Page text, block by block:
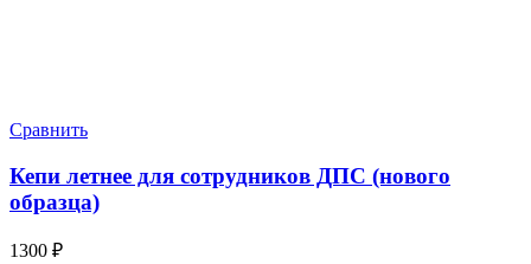
Сравнить
Кепи летнее для сотрудников ДПС (нового
образца)
1300 ₽